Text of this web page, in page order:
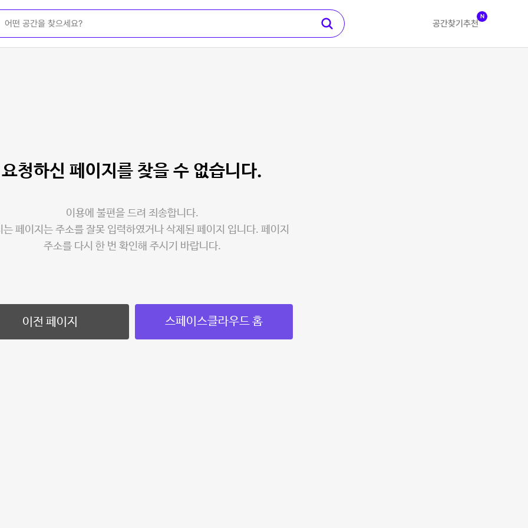
공간찾기 추천
N
요청하신 페이지를 찾을 수 없습니다.
이용에 불편을 드려 죄송합니다.
는 페이지는 주소를 잘못 입력하였거나 삭제된 페이지 입니다. 페이지
주소를 다시 한 번 확인해 주시기 바랍니다.
이전 페이지 스페이스클라우드 홈